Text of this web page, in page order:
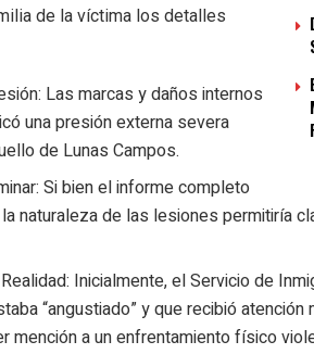
de la víctima los detalles
Las marcas y daños internos
una presión externa severa
de Lunas Campos.
Si bien el informe completo
naturaleza de las lesiones permitiría
Inicialmente, el Servicio de
“angustiado” y que recibió
mención a un enfrentamiento físico